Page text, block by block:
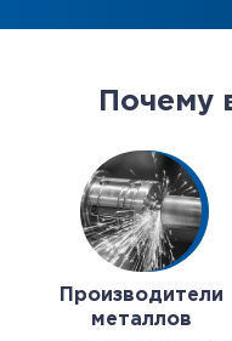
Почему
Производители
металлов